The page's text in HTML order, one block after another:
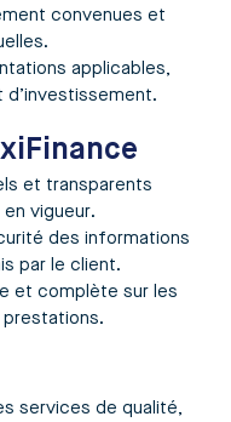
convenues et
applicables,
et transparents
vigueur.
des informations
par le client.
et complète sur les
services de qualité,